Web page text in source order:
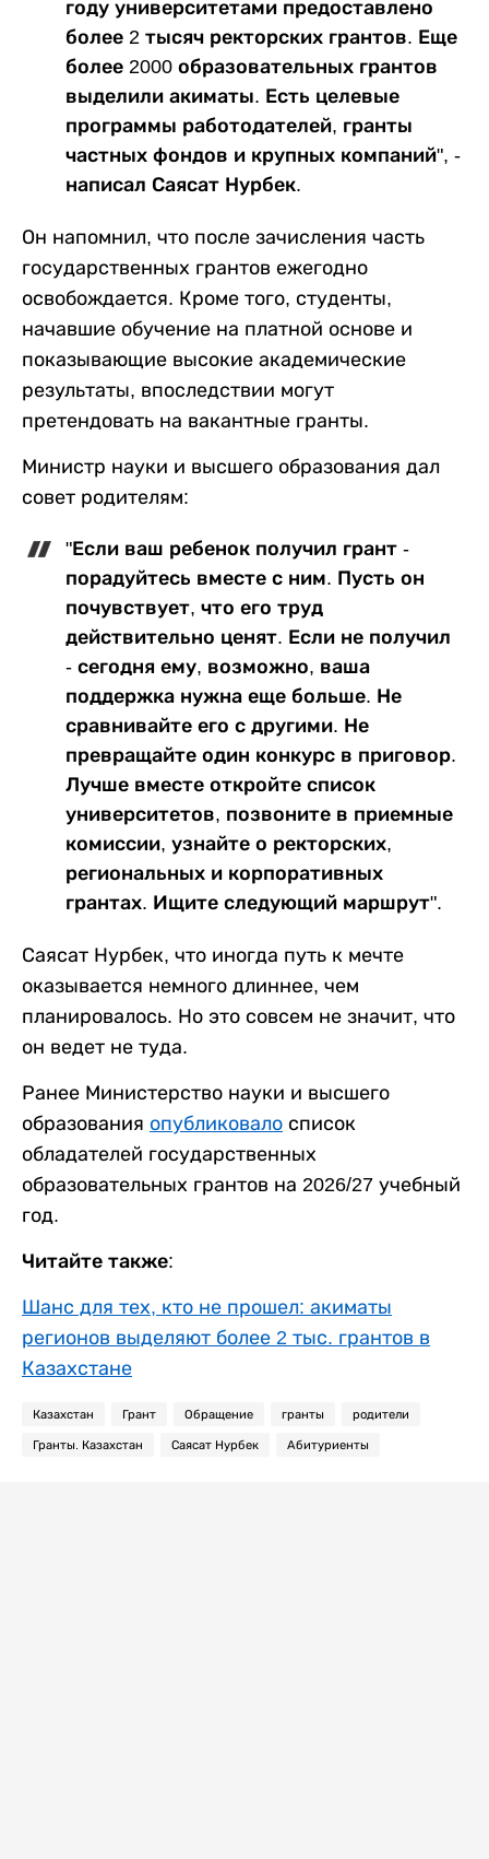
году университетами предоставлено
более 2 тысяч ректорских грантов. Еще
более 2000 образовательных грантов
выделили акиматы. Есть целевые
программы работодателей, гранты
частных фондов и крупных компаний", -
написал Саясат Нурбек.
Он напомнил, что после зачисления часть
государственных грантов ежегодно
освобождается. Кроме того, студенты,
начавшие обучение на платной основе и
показывающие высокие академические
результаты, впоследствии могут
претендовать на вакантные гранты.
Министр науки и высшего образования дал
совет родителям:
"Если ваш ребенок получил грант -
порадуйтесь вместе с ним. Пусть он
почувствует, что его труд
действительно ценят. Если не получил
- сегодня ему, возможно, ваша
поддержка нужна еще больше. Не
сравнивайте его с другими. Не
превращайте один конкурс в приговор.
Лучше вместе откройте список
университетов, позвоните в приемные
комиссии, узнайте о ректорских,
региональных и корпоративных
грантах. Ищите следующий маршрут".
Саясат Нурбек, что иногда путь к мечте
оказывается немного длиннее, чем
планировалось. Но это совсем не значит, что
он ведет не туда.
Ранее Министерство науки и высшего
образования опубликовало список
обладателей государственных
образовательных грантов на 2026/27 учебный
год.
Читайте также:
Шанс для тех, кто не прошел: акиматы
регионов выделяют более 2 тыс. грантов в
Казахстане
Казахстан Грант Обращение гранты родители
Гранты. Казахстан Саясат Нурбек Абитуриенты